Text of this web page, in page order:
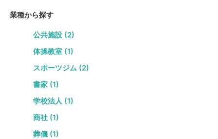
業種から探す
公共施設 (2)
体操教室 (1)
スポーツジム (2)
書家 (1)
学校法人 (1)
商社 (1)
葬儀 (1)